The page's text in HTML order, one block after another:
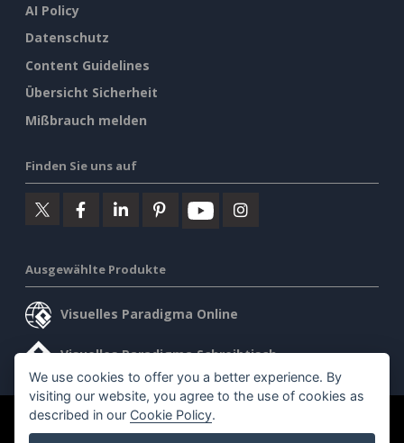
AI Policy
Datenschutz
Content Guidelines
Übersicht Sicherheit
Mißbrauch melden
Finden Sie uns auf
Ausgewählte Produkte
Visuelles Paradigma Online
Visuelles Paradigma Schreibtisch
©2026 by Visual Paradigm. Alle Rechte vorbehalten.
We use cookies to offer you a better experience. By
visiting our website, you agree to the use of cookies as
described in our Cookie Policy.